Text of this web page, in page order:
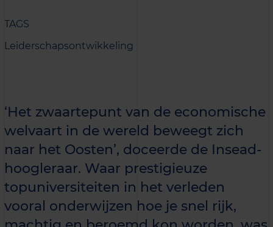
TAGS
Leiderschapsontwikkeling
‘Het zwaartepunt van de economische
welvaart in de wereld beweegt zich
naar het Oosten’, doceerde de Insead-
hoogleraar. Waar prestigieuze
topuniversiteiten in het verleden
vooral onderwijzen hoe je snel rijk,